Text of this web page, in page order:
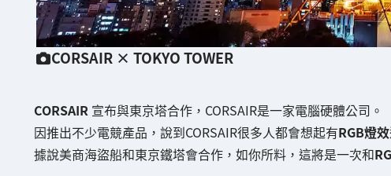
CORSAIR × TOKYO TOWER
CORSAIR 宣布與東京塔合作，CORSAIR是一家電腦硬體公司。
因推出不少電競產品，說到CORSAIR很多人都會想起有RGB燈效
據說美商海盜船和東京鐵塔會合作，如你所料，這將是一次和